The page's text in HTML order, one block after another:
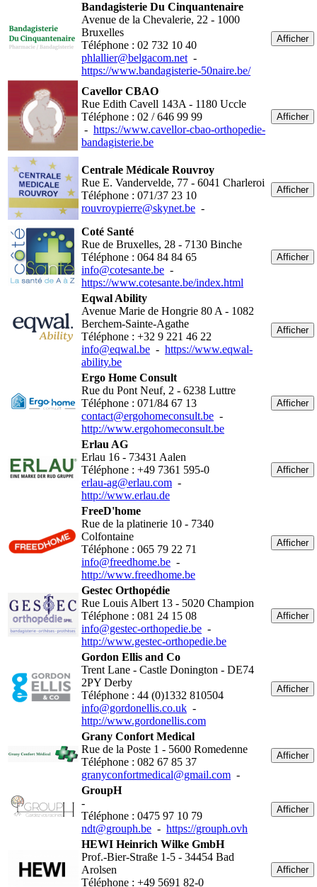
Bandagisterie Du Cinquantenaire
Avenue de la Chevalerie, 22 - 1000
Bruxelles
Téléphone : 02 732 10 40
phlallier@belgacom.net -
https://www.bandagisterie-50naire.be/
Afficher
Cavellor CBAO
Rue Edith Cavell 143A - 1180 Uccle
Téléphone : 02 / 646 99 99
- https://www.cavellor-cbao-orthopedie-
bandagisterie.be
Afficher
Centrale Médicale Rouvroy
Rue E. Vandervelde, 77 - 6041 Charleroi
Téléphone : 071/37 23 10
rouvroypierre@skynet.be -
Afficher
Coté Santé
Rue de Bruxelles, 28 - 7130 Binche
Téléphone : 064 84 84 65
info@cotesante.be -
https://www.cotesante.be/index.html
Afficher
Eqwal Ability
Avenue Marie de Hongrie 80 A - 1082
Berchem-Sainte-Agathe
Téléphone : +32 9 221 46 22
info@eqwal.be - https://www.eqwal-
ability.be
Afficher
Ergo Home Consult
Rue du Pont Neuf, 2 - 6238 Luttre
Téléphone : 071/84 67 13
contact@ergohomeconsult.be -
http://www.ergohomeconsult.be
Afficher
Erlau AG
Erlau 16 - 73431 Aalen
Téléphone : +49 7361 595-0
erlau-ag@erlau.com -
http://www.erlau.de
Afficher
FreeD'home
Rue de la platinerie 10 - 7340
Colfontaine
Téléphone : 065 79 22 71
info@freedhome.be -
http://www.freedhome.be
Afficher
Gestec Orthopédie
Rue Louis Albert 13 - 5020 Champion
Téléphone : 081 24 15 08
info@gestec-orthopedie.be -
http://www.gestec-orthopedie.be
Afficher
Gordon Ellis and Co
Trent Lane - Castle Donington - DE74
2PY Derby
Téléphone : 44 (0)1332 810504
info@gordonellis.co.uk -
http://www.gordonellis.com
Afficher
Grany Confort Medical
Rue de la Poste 1 - 5600 Romedenne
Téléphone : 082 67 85 37
granyconfortmedical@gmail.com -
Afficher
GroupH
-
Téléphone : 0475 97 10 79
ndt@grouph.be - https://grouph.ovh
Afficher
HEWI Heinrich Wilke GmbH
Prof.-Bier-Straße 1-5 - 34454 Bad
Arolsen
Téléphone : +49 5691 82-0
Afficher